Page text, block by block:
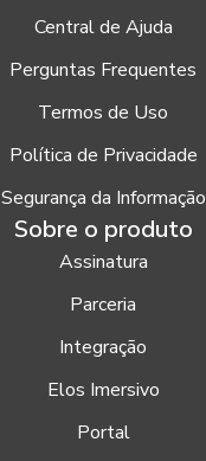
Central de Ajuda
Perguntas Frequentes
Termos de Uso
Política de Privacidade
Segurança da Informação
Sobre o produto
Assinatura
Parceria
Integração
Elos Imersivo
Portal